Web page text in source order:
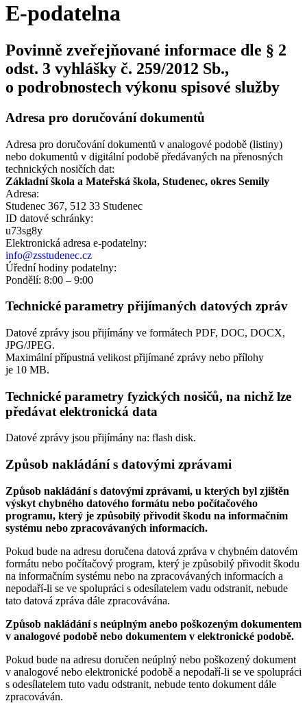
E-podatelna
Povinně zveřejňované informace dle § 2
odst. 3 vyhlášky č. 259/2012 Sb.,
o podrobnostech výkonu spisové služby
Adresa pro doručování dokumentů
Adresa pro doručování dokumentů v analogové podobě (listiny)
nebo dokumentů v digitální podobě předávaných na přenosných
technických nosičích dat:
Základní škola a Mateřská škola, Studenec, okres Semily
Adresa:
Studenec 367, 512 33 Studenec
ID datové schránky:
u73sg8y
Elektronická adresa e‑podatelny:
info@zsstudenec.cz
Úřední hodiny podatelny:
Pondělí: 8:00 – 9:00
Technické parametry přijímaných datových zpráv
Datové zprávy jsou přijímány ve formátech PDF, DOC, DOCX,
JPG/JPEG.
Maximální přípustná velikost přijímané zprávy nebo přílohy
je 10 MB.
Technické parametry fyzických nosičů, na nichž lze
předávat elektronická data
Datové zprávy jsou přijímány na: flash disk.
Způsob nakládání s datovými zprávami
Způsob nakládání s datovými zprávami, u kterých byl zjištěn
výskyt chybného datového formátu nebo počítačového
programu, který je způsobilý přivodit škodu na informačním
systému nebo zpracovávaných informacích.
Pokud bude na adresu doručena datová zpráva v chybném datovém
formátu nebo počítačový program, který je způsobilý přivodit škodu
na informačním systému nebo na zpracovávaných informacích a
nepodaří-li se ve spolupráci s odesílatelem vadu odstranit, nebude
tato datová zpráva dále zpracovávána.
Způsob nakládání s neúplným anebo poškozeným dokumentem
v analogové podobě nebo dokumentem v elektronické podobě.
Pokud bude na adresu doručen neúplný nebo poškozený dokument
v analogové nebo elektronické podobě a nepodaří-li se ve spolupráci
s odesílatelem tuto vadu odstranit, nebude tento dokument dále
zpracováván.